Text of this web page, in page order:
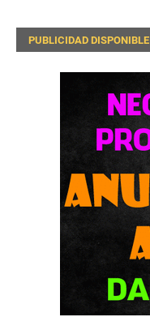
PUBLICIDAD DISPONIBLE